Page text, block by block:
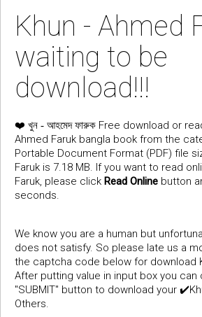
Khun - Ahmed
waiting to be
download!!!
❤️ খুন - আহমেদ ফারুক Free download or
Ahmed Faruk bangla book from the
Portable Document Format (PDF) file
Faruk is 7.18 MB. If you want to read
Faruk, please click Read Online button
seconds.
We know you are a human but
does not satisfy. So please late us a
the captcha code below for download
After putting value in input box you can
"SUBMIT" button to download your
Others.